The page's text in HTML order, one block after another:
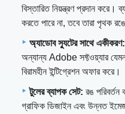
বিস্তারিত নিয়ন্ত্রণ প্রদান করে।
করতে পারে না, তবে তারা পৃথক
অ্যাডোব স্যুটের সাথে একীকরণ:
অন্যান্য Adobe সফ্টওয়্যার
বিরামহীন ইন্টিগ্রেশন অফার করে।
টুলের ব্যাপক সেট: রঙ পরিবর্তন
গ্রাফিক ডিজাইন এবং উন্নত